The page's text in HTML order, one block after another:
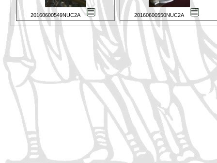
20160600549NUC2A 20160600550NUC2A